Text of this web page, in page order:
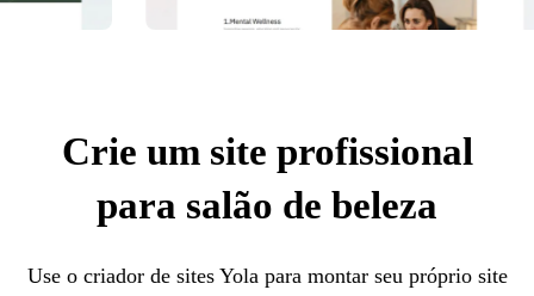
Crie um site profissional
para salão de beleza
Use o criador de sites Yola para montar seu próprio site